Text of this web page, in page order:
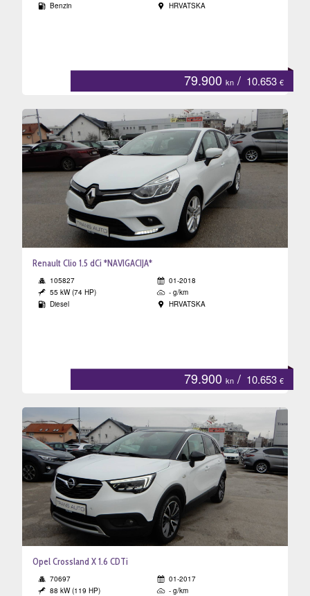
Benzin
HRVATSKA
79.900 kn / 10.653 €
Renault Clio 1.5 dCi *NAVIGACIJA*
105827
01-2018
55 kW (74 HP)
- g/km
Diesel
HRVATSKA
79.900 kn / 10.653 €
Opel Crossland X 1.6 CDTi
70697
01-2017
88 kW (119 HP)
- g/km